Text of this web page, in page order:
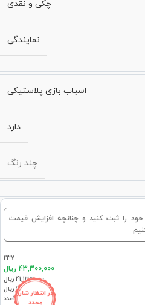
چکی و نقدی
نمایندگی
اسباب بازی پلاستیکی
دارد
چند رنگ
را ثبت کنید و چنانچه افزایش قیمت
در انتظار شارژ
مجدد
237
43,300,000 ریال
41,135,000 ریال
38,970,000 ریال
1عدد